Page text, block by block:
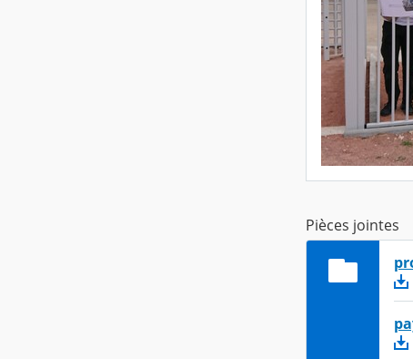
Pièces jointes